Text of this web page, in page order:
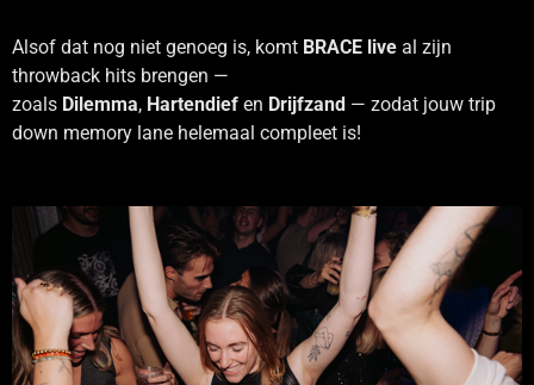
Alsof dat nog niet genoeg is, komt BRACE live al zijn
throwback hits brengen —
zoals Dilemma, Hartendief en Drijfzand — zodat jouw trip
down memory lane helemaal compleet is!